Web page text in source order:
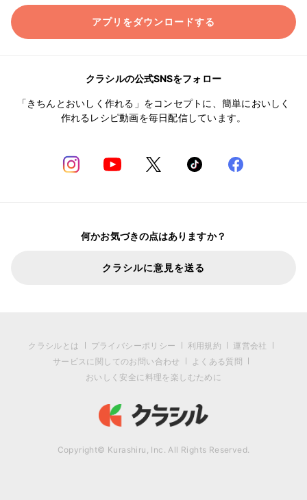
アプリをダウンロードする
クラシルの公式SNSをフォロー
「きちんとおいしく作れる」をコンセプトに、簡単においしく
作れるレシピ動画を毎日配信しています。
何かお気づきの点はありますか？
クラシルに意見を送る
クラシルとは プライバシーポリシー 利用規約
運営会社
サービスに関してのお問い合わせ
よくある質問
おいしく安全に料理を楽しむために
Copyright© Kurashiru, Inc. All Rights Reserved.